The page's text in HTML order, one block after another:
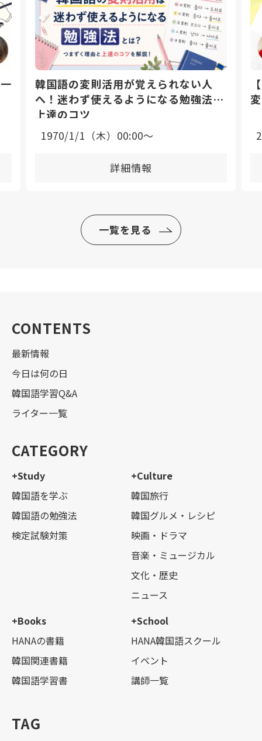
韓国語の変則活用が覚えられない人
へ！迷わず使えるようになる勉強法と
上達のコツ
1970/1/1（木）00:00〜
詳細情報
一覧を見る
CONTENTS
最新情報
今日は何の日
韓国語学習Q&A
ライター一覧
CATEGORY
+Study
韓国語を学ぶ
韓国語の勉強法
検定試験対策
+Culture
韓国旅行
韓国グルメ・レシピ
映画・ドラマ
音楽・ミュージカル
文化・歴史
ニュース
+Books
HANAの書籍
韓国関連書籍
韓国語学習書
+School
HANA韓国語スクール
イベント
講師一覧
TAG